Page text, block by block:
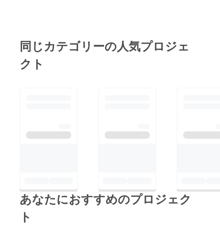
す。座り心地をサポー
トし、長時間の使用で
トイレの時間をもっと
同じカテゴリーの人気プロジェ
クト
あなたにおすすめのプロジェク
ト